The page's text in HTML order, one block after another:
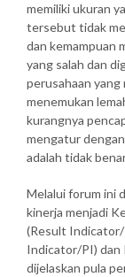
memiliki ukuran
tersebut tidak
dan kemampuan
yang salah dan
perusahaan yang
menemukan
kurangnya
mengatur
adalah tidak
Melalui forum ini
kinerja menjadi
(Result
Indicator/PI) dan
dijelaskan pula